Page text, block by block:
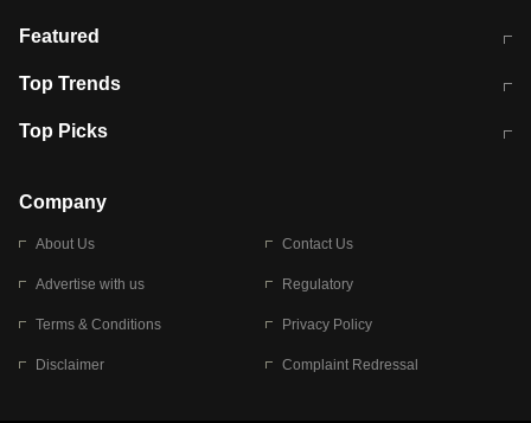
मुंबई में लगे 'जेन जी' के पोस्टर, लिखा- 'मैं
Featured
10 अगस्त को विधानसभा का घेराव करेंगे
Top Trends
RBI का नया नियम: अब बैंकों को अपनी सभी
Top Picks
बारिश की चेतावनी
Company
About Us Contact Us
Advertise with us Regulatory
Terms & Conditions Privacy Policy
Disclaimer Complaint Redressal